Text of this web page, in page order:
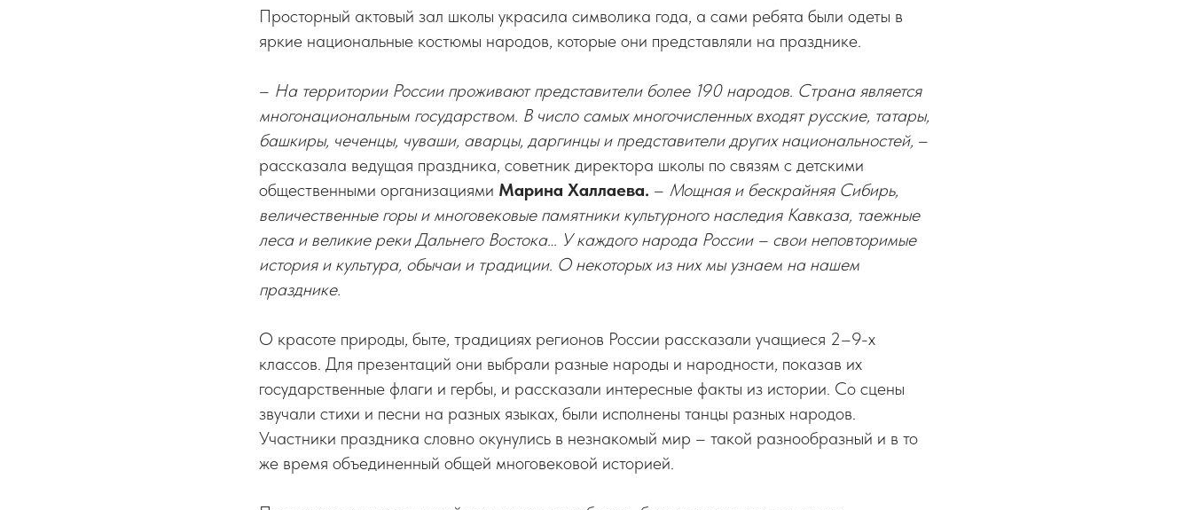
Просторный актовый зал школы украсила символика года, а сами ребята были одеты в
яркие национальные костюмы народов, которые они представляли на празднике.
– На территории России проживают представители более 190 народов. Страна является
многонациональным государством. В число самых многочисленных входят русские, татары,
башкиры, чеченцы, чуваши, аварцы, даргинцы и представители других национальностей, –
рассказала ведущая праздника, советник директора школы по связям с детскими
общественными организациями Марина Халлаева. – Мощная и бескрайняя Сибирь,
величественные горы и многовековые памятники культурного наследия Кавказа, таежные
леса и великие реки Дальнего Востока… У каждого народа России – свои неповторимые
история и культура, обычаи и традиции. О некоторых из них мы узнаем на нашем
празднике.
О красоте природы, быте, традициях регионов России рассказали учащиеся 2–9-х
классов. Для презентаций они выбрали разные народы и народности, показав их
государственные флаги и гербы, и рассказали интересные факты из истории. Со сцены
звучали стихи и песни на разных языках, были исполнены танцы разных народов.
Участники праздника словно окунулись в незнакомый мир – такой разнообразный и в то
же время объединенный общей многовековой историей.